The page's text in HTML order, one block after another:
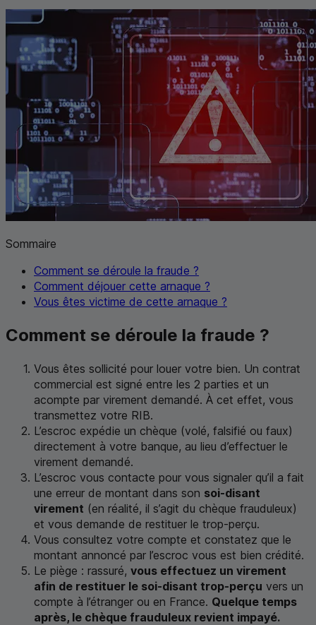
Sommaire
Comment se déroule la fraude ?
Comment déjouer cette arnaque ?
Vous êtes victime de cette arnaque ?
Comment se déroule la fraude ?
Vous êtes sollicité pour louer votre bien. Un contrat
commercial est signé entre les 2 parties et un
acompte par virement demandé. À cet effet, vous
transmettez votre RIB.
L’escroc expédie un chèque (volé, falsifié ou faux)
directement à votre banque, au lieu d’effectuer le
virement demandé.
L’escroc vous contacte pour vous signaler qu’il a fait
une erreur de montant dans son soi-disant
virement (en réalité, il s’agit du chèque frauduleux)
et vous demande de restituer le trop-perçu.
Vous consultez votre compte et constatez que le
montant annoncé par l’escroc vous est bien crédité.
Le piège : rassuré, vous effectuez un virement
afin de restituer le soi-disant trop-perçu vers un
compte à l’étranger ou en France. Quelque temps
après, le chèque frauduleux revient impayé.